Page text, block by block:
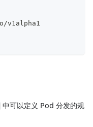
v1alpha1
中可以定义 Pod 分发的规